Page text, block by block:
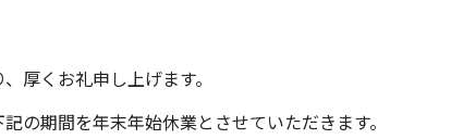
厚くお礼申し上げます。
の期間を年末年始休業とさせていただきます。